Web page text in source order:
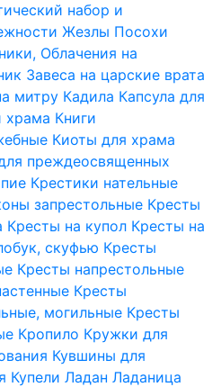
набор и
Жезлы Посохи
Облачения на
Завеса на царские врата
митру Кадила Капсула для
храма Книги
Киоты для храма
преждеосвященных
Крестики нательные
запрестольные Кресты
Кресты на купол Кресты на
скуфью Кресты
Кресты напрестольные
Кресты
могильные Кресты
Кропило Кружки для
Кувшины для
Купели Ладан Ладаница